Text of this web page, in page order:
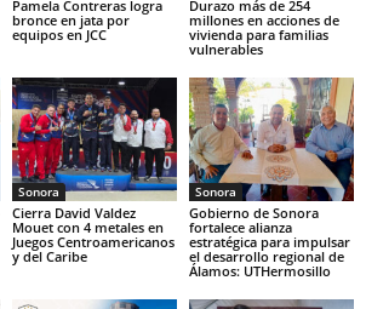
Pamela Contreras logra
bronce en jata por
equipos en JCC
Durazo más de 254
millones en acciones de
vivienda para familias
vulnerables
Sonora
Cierra David Valdez
Mouet con 4 metales en
Juegos Centroamericanos
y del Caribe
Sonora
Gobierno de Sonora
fortalece alianza
estratégica para impulsar
el desarrollo regional de
Álamos: UTHermosillo